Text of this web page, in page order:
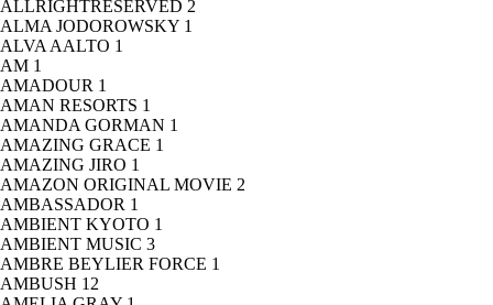
ALLRIGHTRESERVED 2
ALMA JODOROWSKY 1
ALVA AALTO 1
AM 1
AMADOUR 1
AMAN RESORTS 1
AMANDA GORMAN 1
AMAZING GRACE 1
AMAZING JIRO 1
AMAZON ORIGINAL MOVIE 2
AMBASSADOR 1
AMBIENT KYOTO 1
AMBIENT MUSIC 3
AMBRE BEYLIER FORCE 1
AMBUSH 12